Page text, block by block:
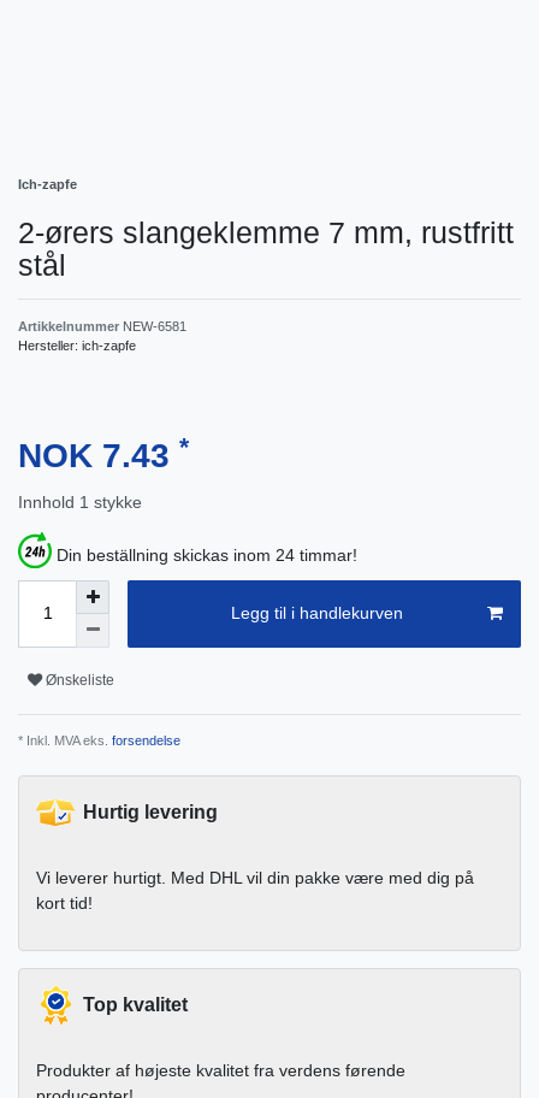
Ich-zapfe
2-ørers slangeklemme 7 mm, rustfritt
stål
Artikkelnummer NEW-6581
Hersteller: ich-zapfe
NOK 7.43 *
Innhold 1 stykke
Din beställning skickas inom 24 timmar!
Legg til i handlekurven
Ønskeliste
* Inkl. MVA eks. forsendelse
Hurtig levering
Vi leverer hurtigt. Med DHL vil din pakke være med dig på
kort tid!
Top kvalitet
Produkter af højeste kvalitet fra verdens førende